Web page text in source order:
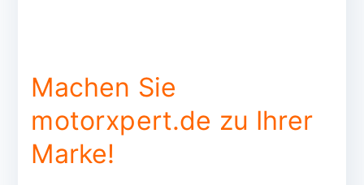
Machen Sie
motorxpert.de zu Ihrer
Marke!